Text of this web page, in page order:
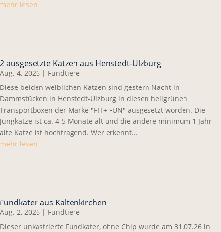
mehr lesen
2 ausgesetzte Katzen aus Henstedt-Ulzburg
Aug. 4, 2026 | Fundtiere
Diese beiden weiblichen Katzen sind gestern Nacht in
Dammstücken in Henstedt-Ulzburg in diesen hellgrünen
Transportboxen der Marke "FIT+ FUN" ausgesetzt worden. Die
Jungkatze ist ca. 4-5 Monate alt und die andere minimum 1 Jahr
alte Katze ist hochtragend. Wer erkennt...
mehr lesen
Fundkater aus Kaltenkirchen
Aug. 2, 2026 | Fundtiere
Dieser unkastrierte Fundkater, ohne Chip wurde am 31.07.26 in